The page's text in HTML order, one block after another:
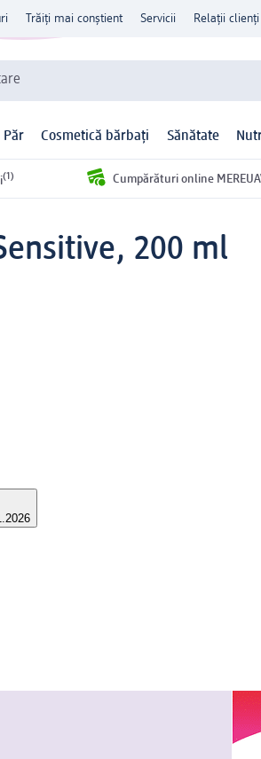
Trăiți mai conștient Servicii Relații clienți
Păr Cosmetică bărbați Sănătate
(1) Cumpărături online
200 ml